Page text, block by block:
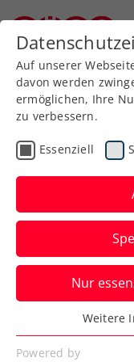
Zurück zur
Turniere
ITF
stürmt
Das ÖTV-Ass
kürzliche
eindrucksvoll.
Verfasst von:
Auf unserer
davon werden
ermöglichen, Ihre
zu verbessern.
Essenziell
Nur
Essenziell
Essenzielle
Weitere
Powered by